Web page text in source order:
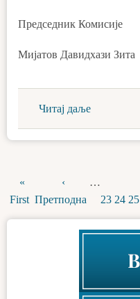
Председник Комисије
Мијатов Давидхази Зита
Читај даље
Pagination
First
page
«
First
Previous
page
‹
Претподна
…
23 24 25